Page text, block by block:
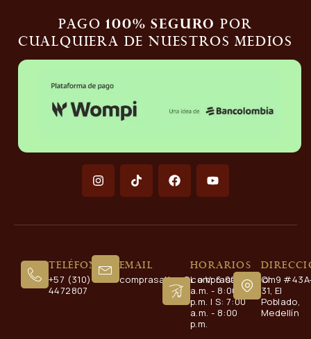
Pago100% seguropor
cualquiera de nuestros medios
Teléfono
+57 (310)
4472807
Email
comprasaltos@comprasaltos.com
Horarios
L a V: 6:00
a.m. - 8:00
p.m. | S: 7:00
a.m. - 8:00
p.m.
Cl. 9
31, El
Poblado,
Medellín